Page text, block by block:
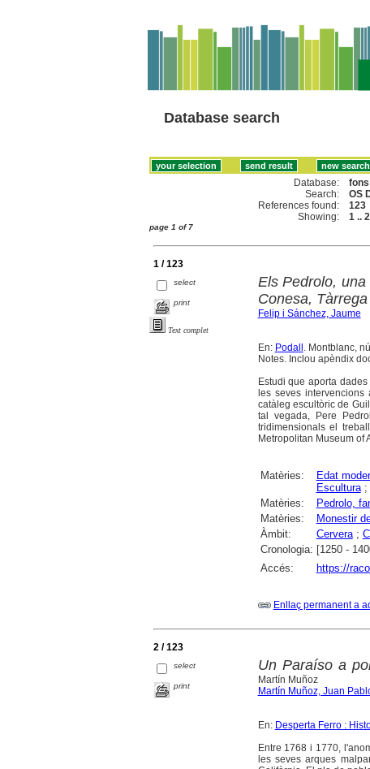
Database search
Database:
fons
Search:
OS
References found:
123
Showing:
1 ..
page 1 of 7
1 / 123
select
print
Text complet
Els Pedrolo,
Conesa,
Felip i Sánchez, Jaume
En: Podall. Montblanc,
Notes. Inclou apèndix
Estudi que aporta
les seves
catàleg escultòric de
tal vegada, Pere
tridimensionals el
Metropolitan Museum of
Matèries: Edat
Escultura;
Matèries:
Pedrolo,
Matèries:
Monestir
Àmbit:
Cervera;
Cronologia: [1250 -
Accés:
https://
Enllaç permanent a
2 / 123
select
print
Un Paraíso a
Martín Muñoz
Martín Muñoz, Juan
En: Desperta Ferro :
Entre 1768 i 1770,
les seves arques